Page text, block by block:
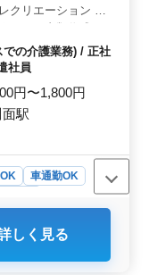
クリエーション ・
者の家族との相
勤可能(マイカー
！
の介護業務) / 正社
社員
円〜1,800円
駅
車通勤OK
ッフ
であり、車通勤
しく見る